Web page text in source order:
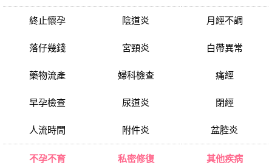
終止懷孕
落仔幾錢
藥物流產
早孕檢查
人流時間
陰道炎
宮頸炎
婦科檢查
尿道炎
附件炎
月經不調
白帶異常
痛經
閉經
盆腔炎
不孕不育 私密修復 其他疾病